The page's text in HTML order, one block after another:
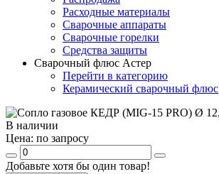
Расходные материалы
Сварочные аппараты
Сварочные горелки
Средства защиты
Сварочный флюс Астер
Перейти в категорию
Керамический сварочный флюс
В наличии
Цена: по запросу
Добавьте хотя бы один товар!